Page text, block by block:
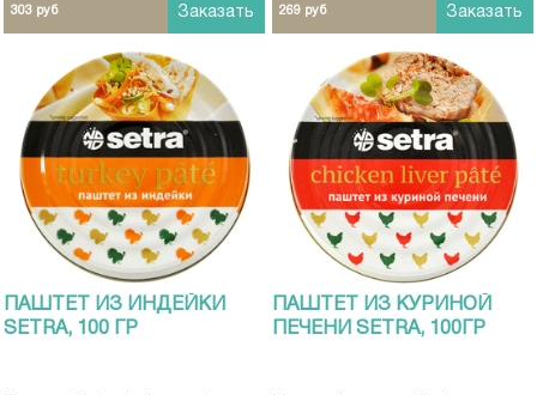
303 руб Заказать 269 руб Заказать
ПАШТЕТ ИЗ ИНДЕЙКИ
SETRA, 100 ГР
ПАШТЕТ ИЗ КУРИНОЙ
ПЕЧЕНИ SETRA, 100ГР